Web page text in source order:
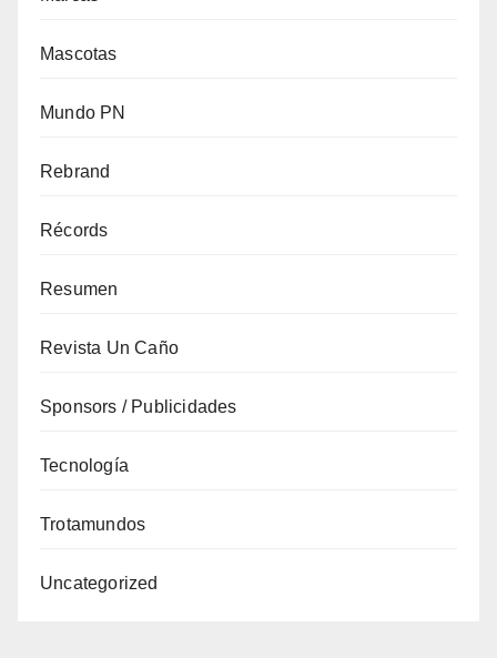
Mascotas
Mundo PN
Rebrand
Récords
Resumen
Revista Un Caño
Sponsors / Publicidades
Tecnología
Trotamundos
Uncategorized